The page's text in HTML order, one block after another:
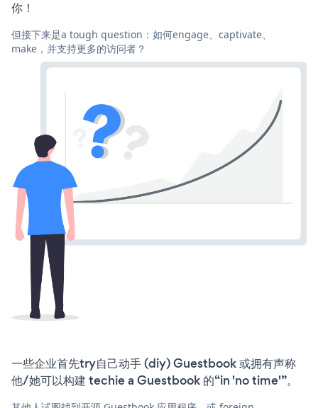
你！
但接下来是a tough question：如何engage、captivate、
make，并支持更多的访问者？
一些企业首先try自己动手 (diy) Guestbook 或拥有声称
他/她可以构建 techie a Guestbook 的“in 'no time'”。